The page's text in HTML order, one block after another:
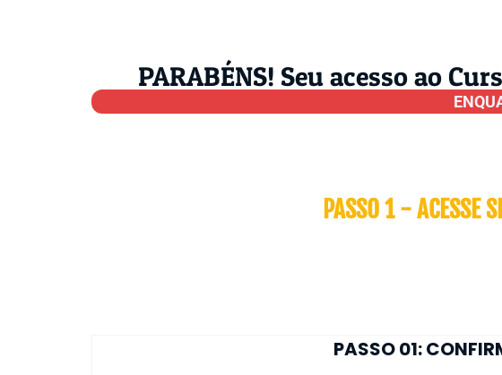
PARABÉNS! Seu acesso ao
PASSO 1 - ACESSE
PASSO 01: